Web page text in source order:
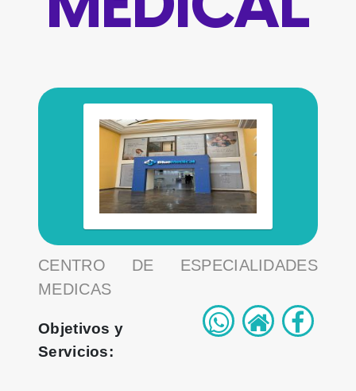
CENTRO DE ESPECIALIDADES
MEDICAS
Objetivos y
Servicios: